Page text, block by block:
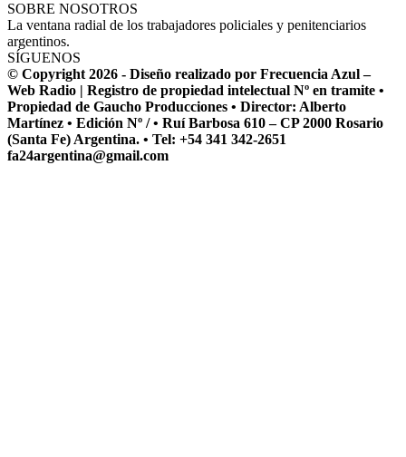
SOBRE NOSOTROS
La ventana radial de los trabajadores policiales y penitenciarios
argentinos.
SÍGUENOS
© Copyright 2026 - Diseño realizado por Frecuencia Azul –
Web Radio | Registro de propiedad intelectual Nº en tramite •
Propiedad de Gaucho Producciones • Director: Alberto
Martínez • Edición Nº / • Ruí Barbosa 610 – CP 2000 Rosario
(Santa Fe) Argentina. • Tel: +54 341 342-2651
fa24argentina@gmail.com